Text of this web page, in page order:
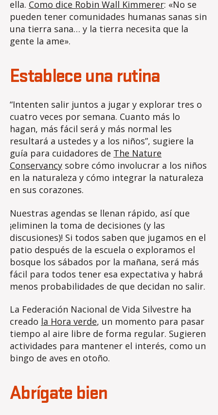
ella. Como dice Robin Wall Kimmerer: «No se
pueden tener comunidades humanas sanas sin
una tierra sana… y la tierra necesita que la
gente la ame».
Establece una rutina
“Intenten salir juntos a jugar y explorar tres o
cuatro veces por semana. Cuanto más lo
hagan, más fácil será y más normal les
resultará a ustedes y a los niños”, sugiere la
guía para cuidadores de The Nature
Conservancy sobre cómo involucrar a los niños
en la naturaleza y cómo integrar la naturaleza
en sus corazones.
Nuestras agendas se llenan rápido, así que
¡eliminen la toma de decisiones (y las
discusiones)! Si todos saben que jugamos en el
patio después de la escuela o exploramos el
bosque los sábados por la mañana, será más
fácil para todos tener esa expectativa y habrá
menos probabilidades de que decidan no salir.
La Federación Nacional de Vida Silvestre ha
creado la Hora verde, un momento para pasar
tiempo al aire libre de forma regular. Sugieren
actividades para mantener el interés, como un
bingo de aves en otoño.
Abrígate bien